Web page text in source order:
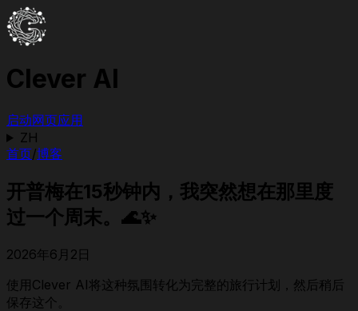
Clever AI
启动网页应用
ZH
首页/博客
开普梅在15秒钟内，我突然想在那里度
过一个周末。🌊✨
2026年6月2日
使用Clever AI将这种氛围转化为完整的旅行计划，然后稍后
保存这个。